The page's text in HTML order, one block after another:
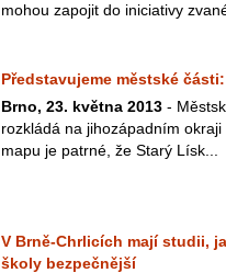
mohou zapojit do iniciativy
Představujeme městské
Brno, 23. května 2013 -
rozkládá na jihozápadním
mapu je patrné, že Starý Lísk...
V Brně-Chrlicích mají studii,
školy bezpečnější